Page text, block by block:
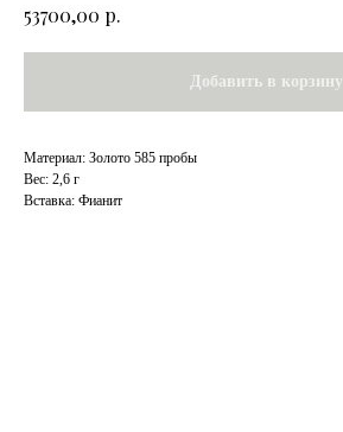
53700,00 р.
Добавить в корзину
Материал: Золото 585 пробы
Вес: 2,6 г
Вставка: Фианит